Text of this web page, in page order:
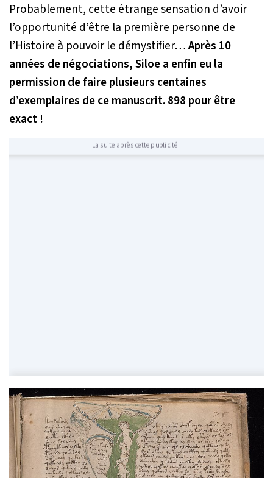
Probablement, cette étrange sensation d’avoir
l’opportunité d’être la première personne de
l’Histoire à pouvoir le démystifier…Après 10
années de négociations, Siloe a enfin eu la
permission de faire plusieurs centaines
d’exemplaires de ce manuscrit. 898 pour être
exact !
La suite après cette publicité